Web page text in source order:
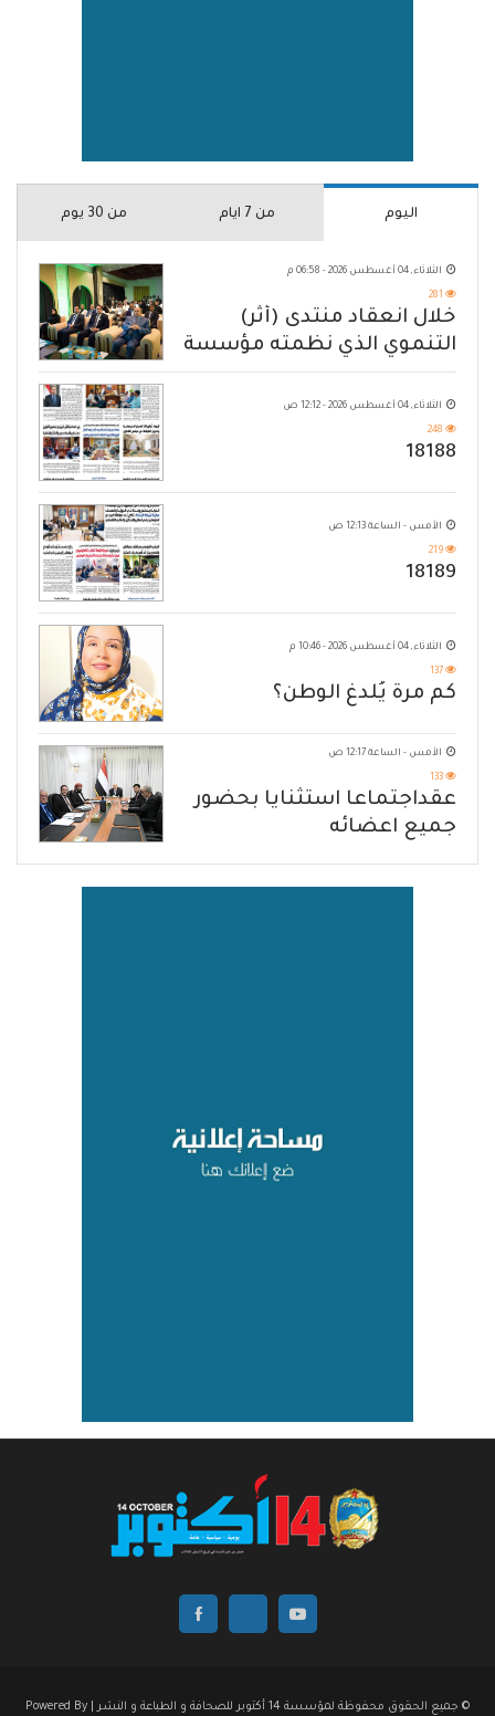
اليوم من 7 ايام من 30 يوم
الثلاثاء, 04 أغسطس 2026 - 06:58 م
281
خلال انعقاد منتدى (أثر)
التنموي الذي نظمته مؤسسة
حضرموت
الثلاثاء, 04 أغسطس 2026 - 12:12 ص
248
18188
الأمس - الساعة 12:13 ص
219
18189
الثلاثاء, 04 أغسطس 2026 - 10:46 م
137
كم مرة يُلدغ الوطن؟
الأمس - الساعة 12:17 ص
133
عقداجتماعا استثنايا بحضور
جميع اعضائه
© جميع الحقوق محفوظة لمؤسسة 14 أكتوبر للصحافة و الطباعة و النشر | Powered By